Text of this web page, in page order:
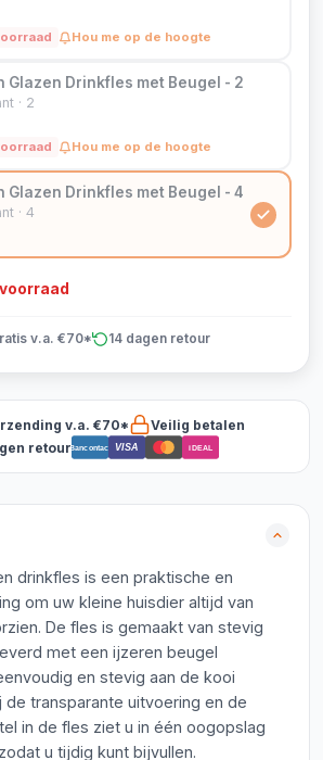
Hou me op de hoogte
Glazen Drinkfles met Beugel - 2
· 2
Hou me op de hoogte
Glazen Drinkfles met Beugel - 4
· 4
v.a. €70* 14 dagen retour
v.a. €70*
Veilig betalen
retourBancontact VISA iDEAL
drinkfles is een praktische en
om uw kleine huisdier altijd van
De fles is gemaakt van stevig
met een ijzeren beugel
en stevig aan de kooi
de transparante uitvoering en de
in de fles ziet u in één oogopslag
u tijdig kunt bijvullen.